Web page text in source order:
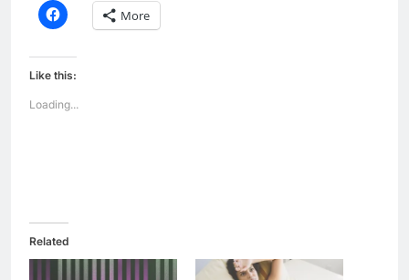
Click
to
Facebook
(Opens
in
window)
More
Like this:
Loading...
Related